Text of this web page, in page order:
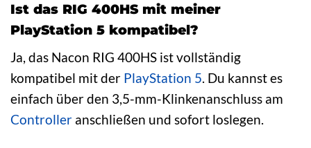
Ist das RIG 400HS mit meiner
PlayStation 5 kompatibel?
Ja, das Nacon RIG 400HS ist vollständig
kompatibel mit der PlayStation 5. Du kannst es
einfach über den 3,5-mm-Klinkenanschluss am
Controller anschließen und sofort loslegen.